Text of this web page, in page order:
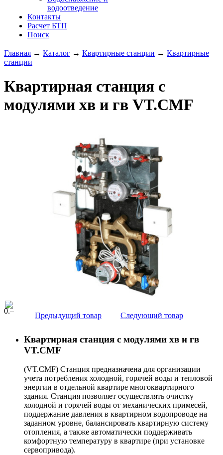
водоотведение
Контакты
Расчет БТП
Поиск
Главная → Каталог → Квартирные станции → Квартирные
станции
Квартирная станция с
модулями хв и гв VT.CMF
Предыдущий товар Следующий товар
0.–
Квартирная станция с модулями хв и гв
VT.CMF
(VT.CMF) Станция предназначена для организации
учета потребления холодной, горячей воды и тепловой
энергии в отдельной квартире многоквартирного
здания. Станция позволяет осуществлять очистку
холодной и горячей воды от механических примесей,
поддержание давления в квартирном водопроводе на
заданном уровне, балансировать квартирную систему
отопления, а также автоматически поддерживать
комфортную температуру в квартире (при установке
сервопривода).